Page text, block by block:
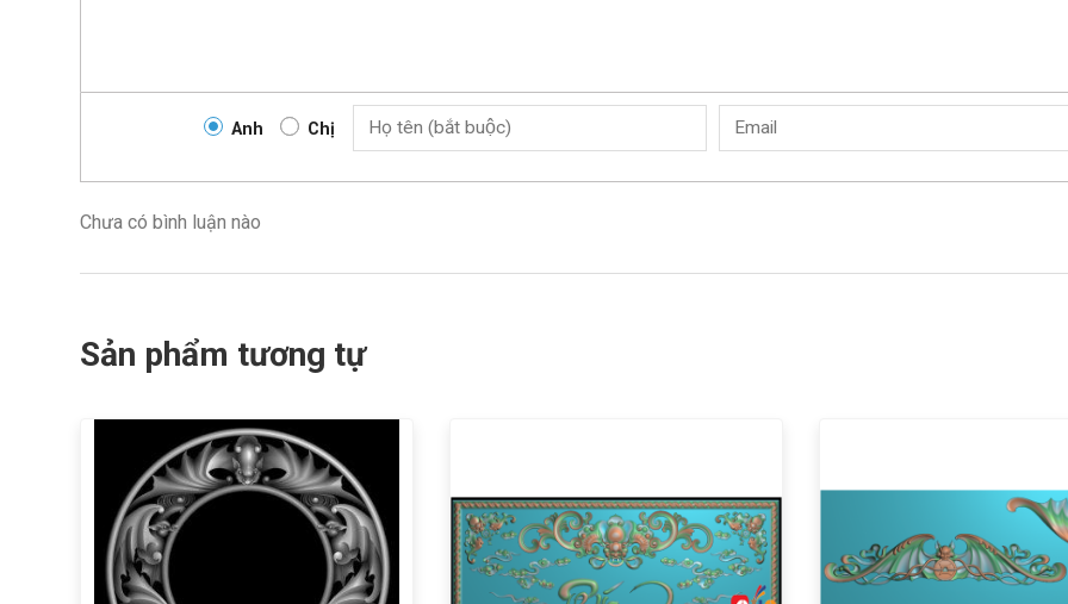
Anh Chị
Chưa có bình luận nào
Sản phẩm tương tự